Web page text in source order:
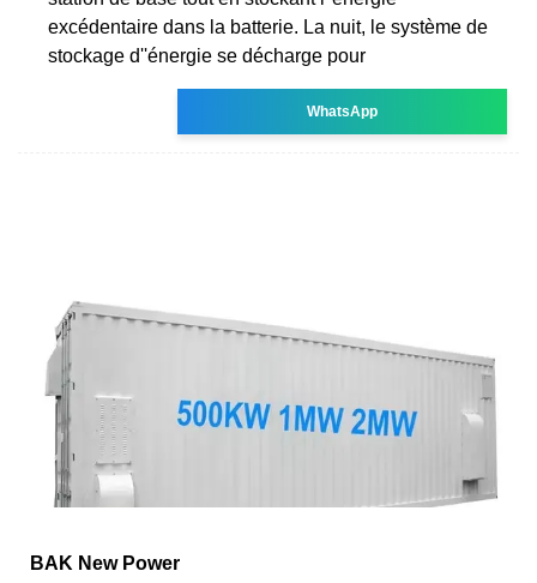
excédentaire dans la batterie. La nuit, le système de
stockage d''énergie se décharge pour
WhatsApp
BAK New Power